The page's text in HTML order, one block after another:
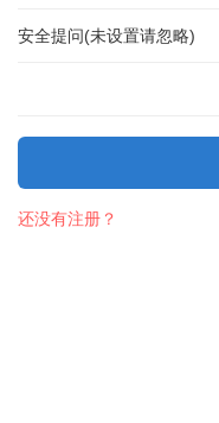
安全提问(未设置请忽略)
还没有注册？